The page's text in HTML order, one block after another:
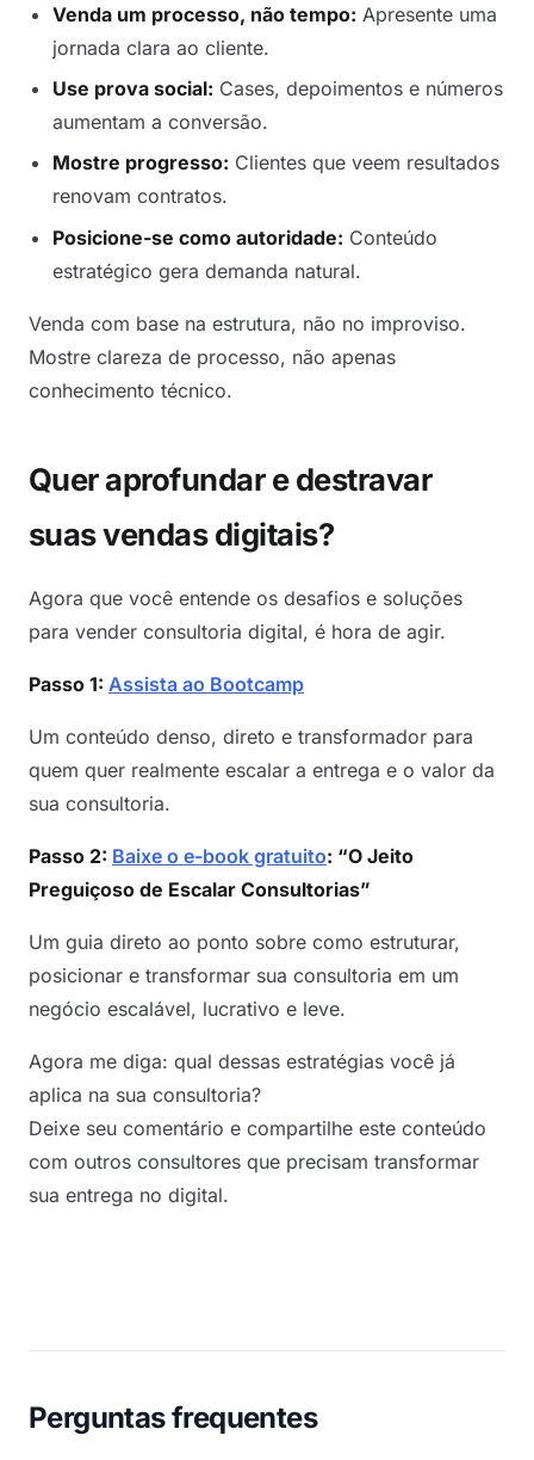
Venda um processo, não tempo: Apresente uma
jornada clara ao cliente.
Use prova social: Cases, depoimentos e números
aumentam a conversão.
Mostre progresso: Clientes que veem resultados
renovam contratos.
Posicione-se como autoridade: Conteúdo
estratégico gera demanda natural.
Venda com base na estrutura, não no improviso.
Mostre clareza de processo, não apenas
conhecimento técnico.
Quer aprofundar e destravar
suas vendas digitais?
Agora que você entende os desafios e soluções
para vender consultoria digital, é hora de agir.
Passo 1: Assista ao Bootcamp
Um conteúdo denso, direto e transformador para
quem quer realmente escalar a entrega e o valor da
sua consultoria.
Passo 2: Baixe o e-book gratuito: “O Jeito
Preguiçoso de Escalar Consultorias”
Um guia direto ao ponto sobre como estruturar,
posicionar e transformar sua consultoria em um
negócio escalável, lucrativo e leve.
Agora me diga: qual dessas estratégias você já
aplica na sua consultoria?
Deixe seu comentário e compartilhe este conteúdo
com outros consultores que precisam transformar
sua entrega no digital.
Perguntas frequentes